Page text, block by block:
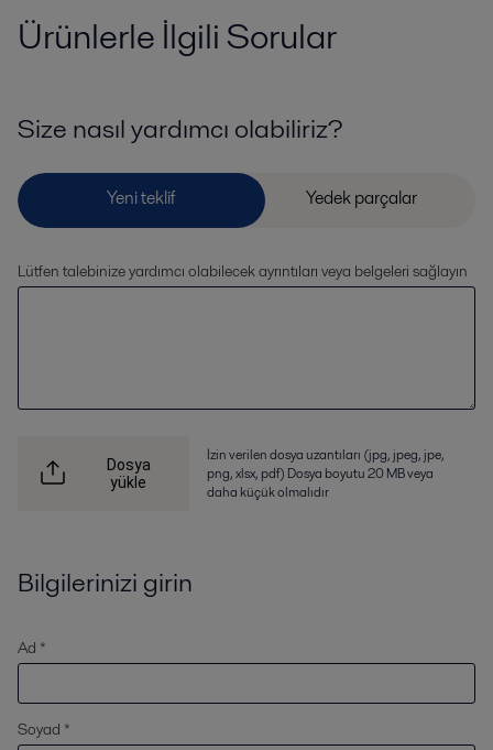
Ürünlerle İlgili Sorular
Size nasıl yardımcı olabiliriz?
Lütfen talebinize yardımcı olabilecek ayrıntıları veya belgeleri sağlayın
Dosya
yükle
İzin verilen dosya uzantıları (jpg, jpeg, jpe,
png, xlsx, pdf) Dosya boyutu 20 MB veya
daha küçük olmalıdır
Bilgilerinizi girin
Ad *
Soyad *